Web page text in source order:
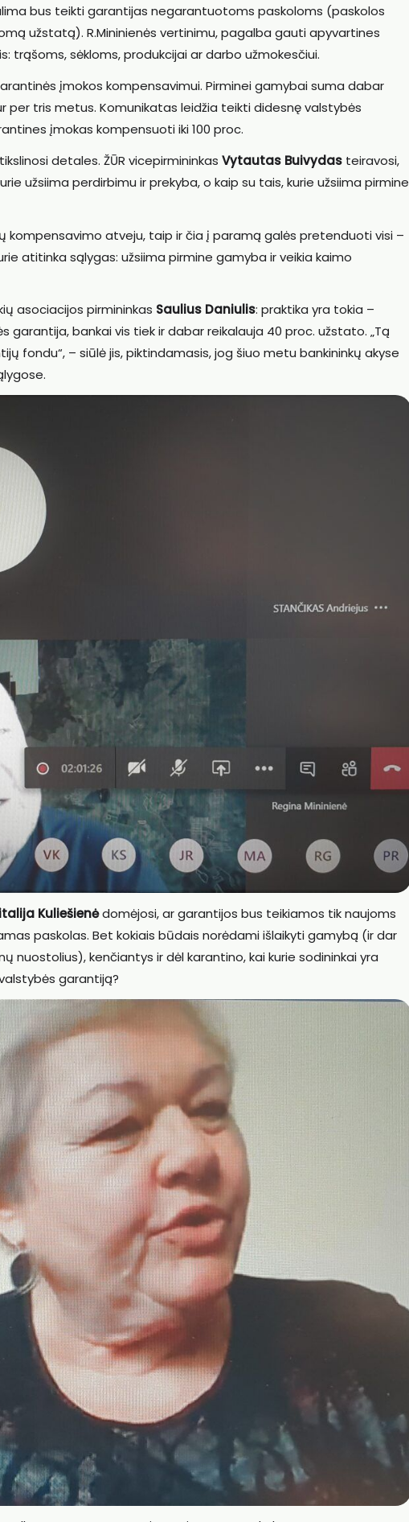
bus teikti garantijas negarantuotoms paskoloms (paskolos
užstatą). R.Mininienės vertinimu, pagalba gauti apyvartines
trąšoms, sėkloms, produkcijai ar darbo užmokesčiui.
įmokos kompensavimui. Pirminei gamybai suma dabar
per tris metus. Komunikatas leidžia teikti didesnę valstybės
įmokas kompensuoti iki 100 proc.
detales. ŽŪR vicepirmininkas Vytautas Buivydas teiravosi,
užsiima perdirbimu ir prekyba, o kaip su tais, kurie užsiima pirmine
kompensavimo atveju, taip ir čia į paramą galės pretenduoti visi –
atitinka sąlygas: užsiima pirmine gamyba ir veikia kaimo
asociacijos pirmininkas Saulius Daniulis: praktika yra tokia –
bankai vis tiek ir dabar reikalauja 40 proc. užstato. „Tą
fondu“, – siūlė jis, piktindamasis, jog šiuo metu bankininkų akyse
Kuliešienėdomėjosi, ar garantijos bus teikiamos tik naujoms
paskolas. Bet kokiais būdais norėdami išlaikyti gamybą (ir dar
nuostolius), kenčiantys ir dėl karantino, kai kurie sodininkai yra
garantiją?